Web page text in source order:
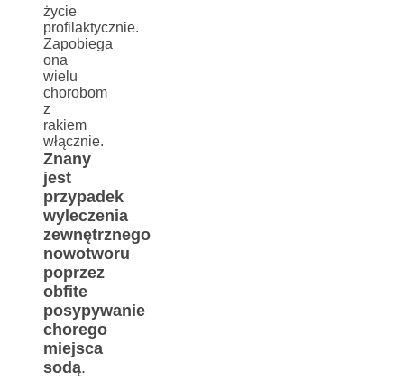
życie
profilaktycznie.
Zapobiega
ona
wielu
chorobom
z
rakiem
włącznie.
Znany
jest
przypadek
wyleczenia
zewnętrznego
nowotworu
poprzez
obfite
posypywanie
chorego
miejsca
sodą.